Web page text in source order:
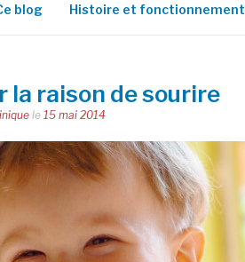
blog Histoire et fonctionnement
la raison de sourire
le 15 mai 2014